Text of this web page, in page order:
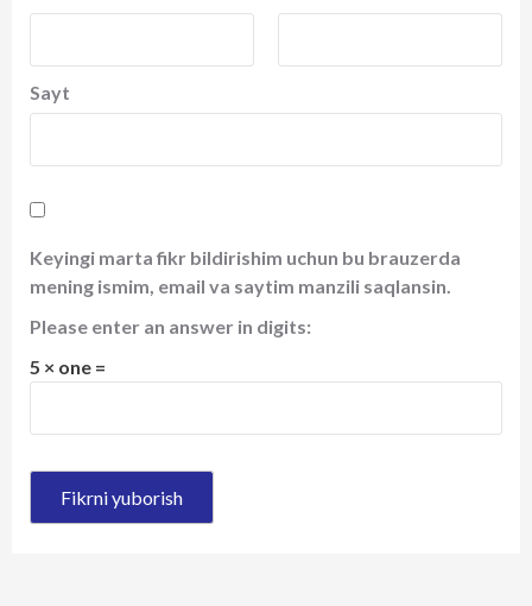
Sayt
Keyingi marta fikr bildirishim uchun bu brauzerda
mening ismim, email va saytim manzili saqlansin.
Please enter an answer in digits:
5 × one =